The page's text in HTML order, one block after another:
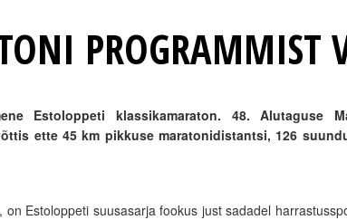
PROGRAMMIST
Estoloppeti klassikamaraton. 48. Alutaguse
ette 45 km pikkuse maratonidistantsi, 126
Estoloppeti suusasarja fookus just sadadel